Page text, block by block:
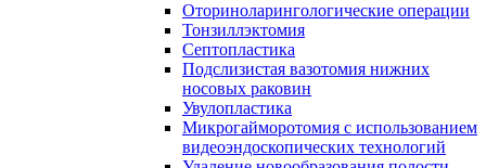
Оториноларингологические операции
Тонзиллэктомия
Септопластика
Подслизистая вазотомия нижних
носовых раковин
Увулопластика
Микрогайморотомия с использованием
видеоэндоскопических технологий